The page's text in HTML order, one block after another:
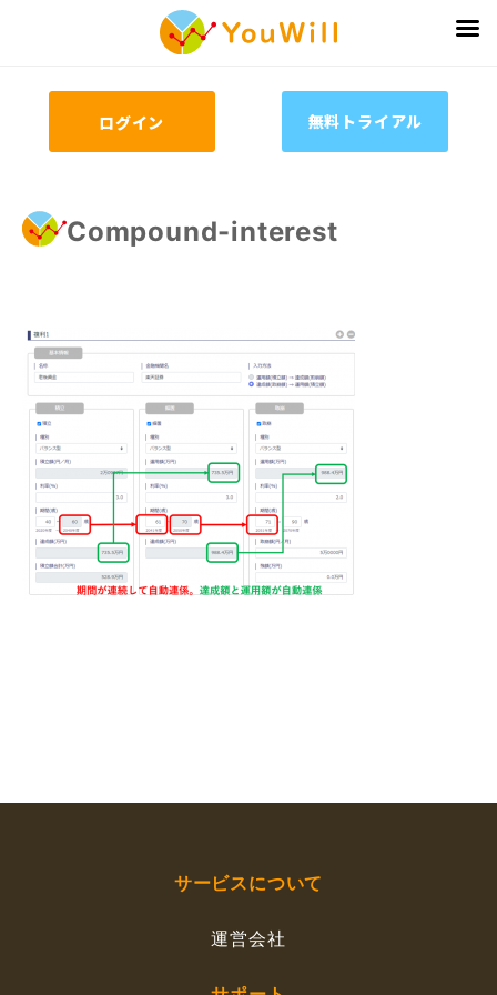
ログイン 無料トライアル
Compound-interest
サービスについて
運営会社